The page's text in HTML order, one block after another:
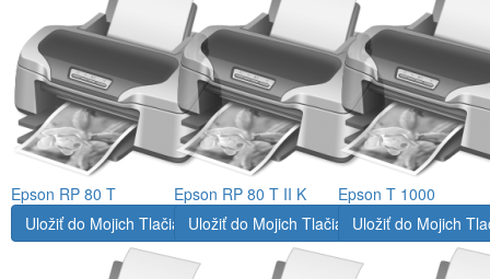
Epson RP 80 T Epson RP 80 T II K
Epson T 1000
Uložiť do Mojich TlačiarníUložiť do Mojich TlačiarníUložiť do Mojich